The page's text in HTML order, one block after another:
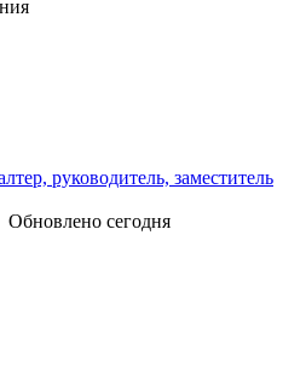
руководитель, заместитель
Обновлено сегодня